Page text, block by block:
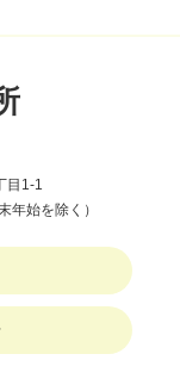
目1-1
年始を除く）